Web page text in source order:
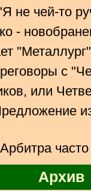
не чей-то
-
"Металлург"
с
или
Архив